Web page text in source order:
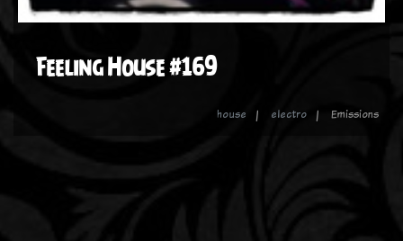
Feeling House #169
house electro Emissions